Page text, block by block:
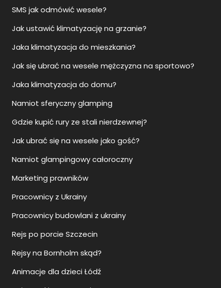
SMS jak odmówić wesele?
Jak ustawić klimatyzację na grzanie?
Jaka klimatyzacja do mieszkania?
Jak się ubrać na wesele mężczyzna na sportowo?
Jaka klimatyzacja do domu?
Namiot sferyczny glamping
Gdzie kupić rury ze stali nierdzewnej?
Jak ubrać się na wesele jako gość?
Namiot glampingowy całoroczny
Marketing prawników
Pracownicy z Ukrainy
Pracownicy budowlani z ukrainy
Rejs po porcie Szczecin
Rejsy na Bornholm skąd?
Animacje dla dzieci Łódź